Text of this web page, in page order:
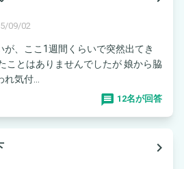
09/02
、ここ1週間くらいで突然出てき
ことはありませんでしたが 娘から脇
気付...
12名が回答
navigate_next